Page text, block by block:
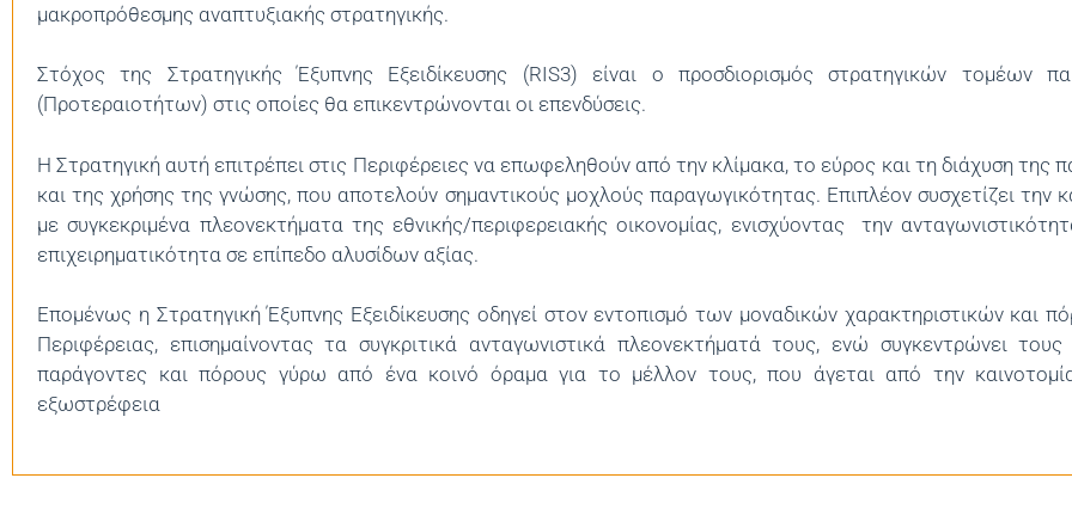
μακροπρόθεσμης αναπτυξιακής στρατηγικής.
Στόχος της Στρατηγικής Έξυπνης Εξειδίκευσης (RIS3) είναι ο προσδιορισμός στρατηγικών τομέων
(Προτεραιοτήτων) στις οποίες θα επικεντρώνονται οι επενδύσεις.
Η Στρατηγική αυτή επιτρέπει στις Περιφέρειες να επωφεληθούν από την κλίμακα, το εύρος και τη διάχυση της
και της χρήσης της γνώσης, που αποτελούν σημαντικούς μοχλούς παραγωγικότητας. Επιπλέον συσχετίζει την
με συγκεκριμένα πλεονεκτήματα της εθνικής/περιφερειακής οικονομίας, ενισχύοντας την
επιχειρηματικότητα σε επίπεδο αλυσίδων αξίας.
Επομένως η Στρατηγική Έξυπνης Εξειδίκευσης οδηγεί στον εντοπισμό των μοναδικών χαρακτηριστικών και
Περιφέρειας, επισημαίνοντας τα συγκριτικά ανταγωνιστικά πλεονεκτήματά τους, ενώ συγκεντρώνει τους
παράγοντες και πόρους γύρω από ένα κοινό όραμα για το μέλλον τους, που άγεται από την
εξωστρέφεια